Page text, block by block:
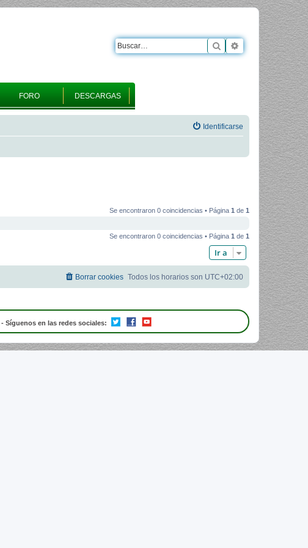
FORO DESCARGAS
Buscar Búsqueda
Identificarse
Se encontraron 0 coincidencias • Página 1 de 1
Se encontraron 0 coincidencias • Página 1 de 1
Ir a
Todos los horarios son UTC+02:00
Borrar cookies
- Síguenos en las redes sociales: